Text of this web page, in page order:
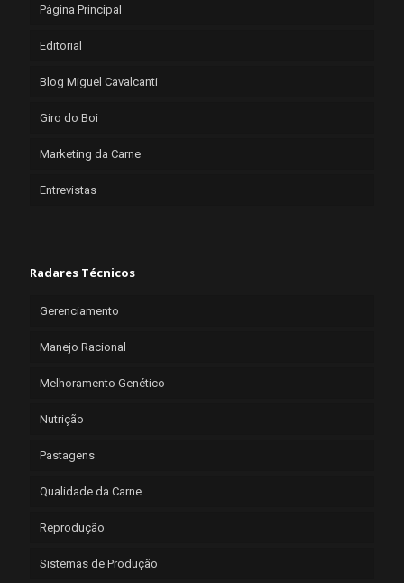
Página Principal
Editorial
Blog Miguel Cavalcanti
Giro do Boi
Marketing da Carne
Entrevistas
Radares Técnicos
Gerenciamento
Manejo Racional
Melhoramento Genético
Nutrição
Pastagens
Qualidade da Carne
Reprodução
Sistemas de Produção